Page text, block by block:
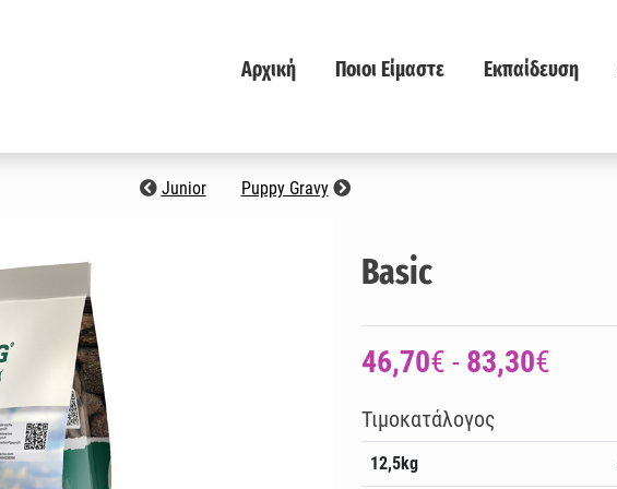
Αρχική Ποιοι Είμαστε Εκπαίδευση
Junior Puppy Gravy
Basic
46,70€ - 83,30€
Τιμοκατάλογος
12,5kg